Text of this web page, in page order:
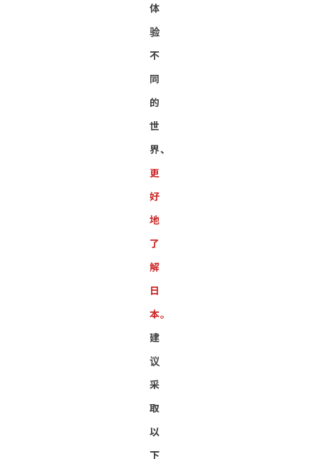
体
验
不
同
的
世
界、
更
好
地
了
解
日
本。
建
议
采
取
以
下